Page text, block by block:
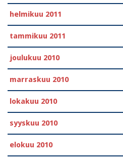
helmikuu 2011
tammikuu 2011
joulukuu 2010
marraskuu 2010
lokakuu 2010
syyskuu 2010
elokuu 2010